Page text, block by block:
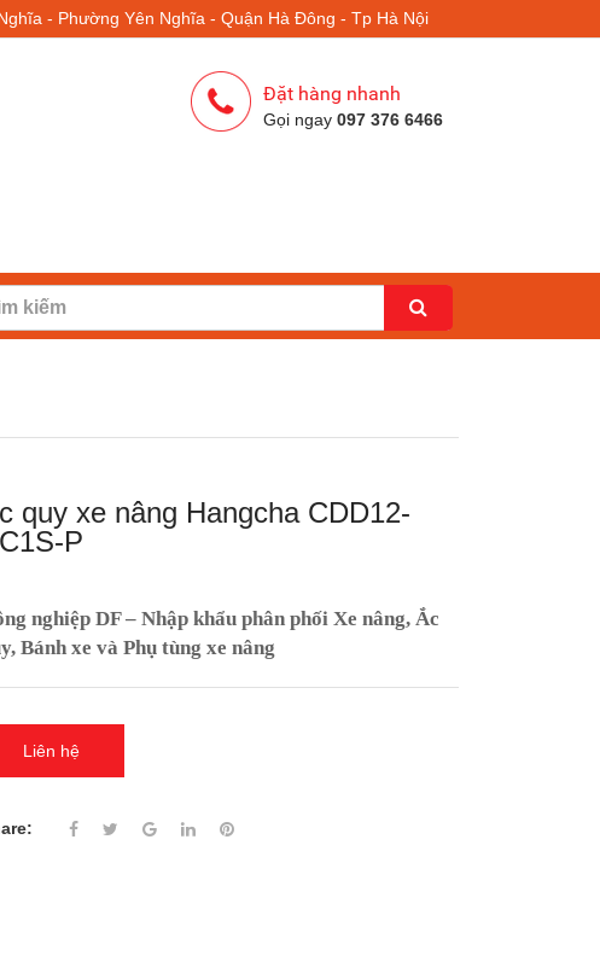
- Phường Yên Nghĩa - Quận Hà Đông - Tp Hà Nội
Đặt hàng nhanh
Gọi ngay 097 376 6466
quy xe nâng Hangcha CDD12-
P
nghiệp DF – Nhập khẩu phân phối Xe nâng, Ắc
Bánh xe và Phụ tùng xe nâng
Liên hệ